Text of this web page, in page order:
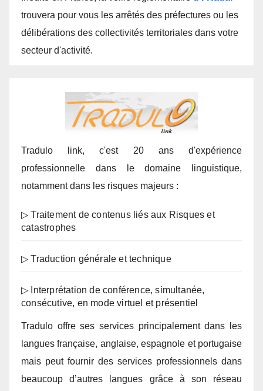
trouvera pour vous les arrêtés des préfectures ou les
délibérations des collectivités territoriales dans votre
secteur d'activité.
Tradulo link, c'est 20 ans d'expérience
professionnelle dans le domaine linguistique,
notamment dans les risques majeurs :
▷ Traitement de contenus liés aux Risques et
catastrophes
▷ Traduction générale et technique
▷ Interprétation de conférence, simultanée,
consécutive, en mode virtuel et présentiel
Tradulo offre ses services principalement dans les
langues française, anglaise, espagnole et portugaise
mais peut fournir des services professionnels dans
beaucoup d’autres langues grâce à son réseau